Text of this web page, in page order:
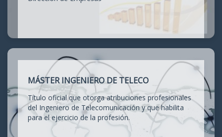
MÁSTER INGENIERO DE TELECO
Título oficial que otorga atribuciones profesionales
del Ingeniero de Telecomunicación y que habilita
para el ejercicio de la profesión.